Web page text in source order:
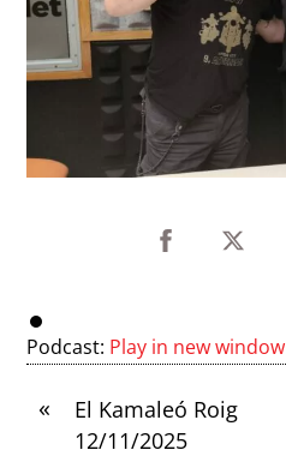
Podcast: Play in new window
«
El Kamaleó Roig
12/11/2025